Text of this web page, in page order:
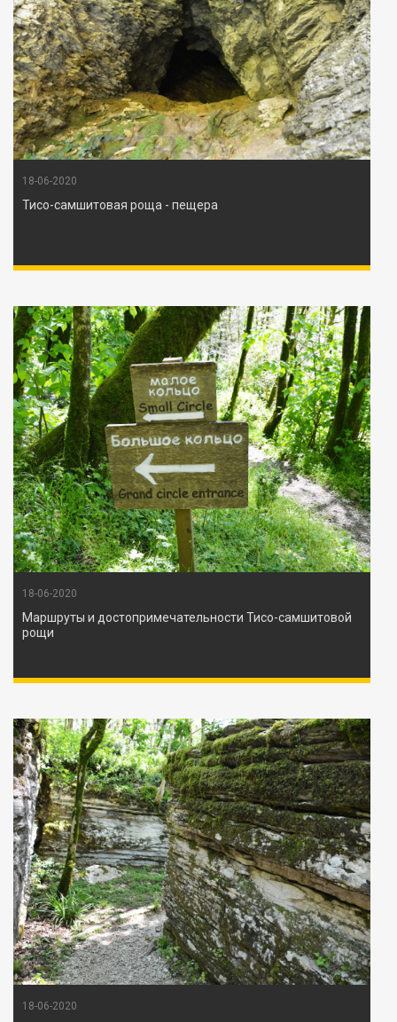
18-06-2020
Тисо-самшитовая роща - пещера
18-06-2020
Маршруты и достопримечательности Тисо-самшитовой
рощи
18-06-2020